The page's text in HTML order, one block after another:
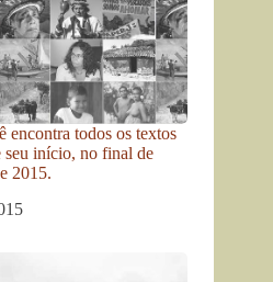
encontra todos os textos
seu início, no final de
2015.